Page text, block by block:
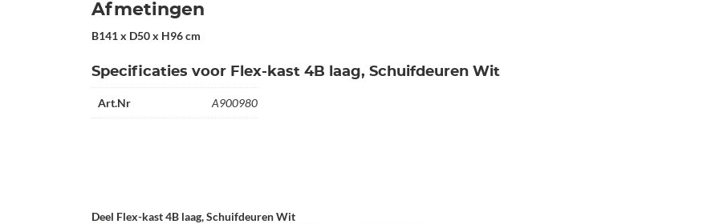
Afmetingen
B141 x D50 x H96 cm
Specificaties voor Flex-kast 4B laag, Schuifdeuren Wit
Art.Nr A900980
Deel Flex-kast 4B laag, Schuifdeuren Wit